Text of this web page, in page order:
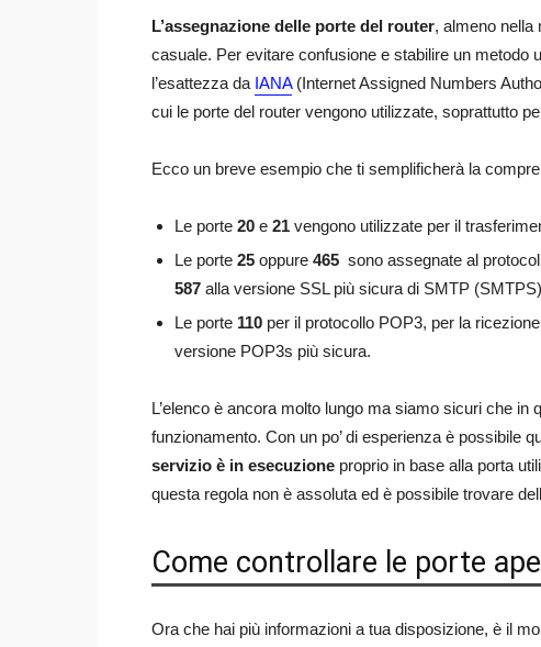
L’assegnazione delle porte del router, almeno nella
casuale. Per evitare confusione e stabilire un metodo
l’esattezza da IANA(Internet Assigned Numbers
cui le porte del router vengono utilizzate, soprattutto
Ecco un breve esempio che ti semplificherà la
Le porte 20 e 21 vengono utilizzate per il
Le porte 25 oppure 465 sono assegnate al
587 alla versione SSL più sicura di SMTP
Le porte 110 per il protocollo POP3, per la
versione POP3s più sicura.
L’elenco è ancora molto lungo ma siamo sicuri che
funzionamento. Con un po’ di esperienza è possibile
servizio è in esecuzione proprio in base alla porta
questa regola non è assoluta ed è possibile trovare
Come controllare le porte
Ora che hai più informazioni a tua disposizione, è il